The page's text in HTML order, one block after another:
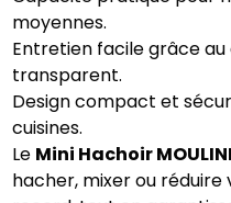
moyennes.
Entretien facile grâce
transparent.
Design compact et
cuisines.
Le Mini Hachoir
hacher, mixer ou